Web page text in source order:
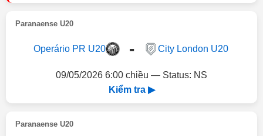
Paranaense U20
Operário PR U20 - City London U20
09/05/2026 6:00 chiều — Status: NS
Kiểm tra ▶
Paranaense U20